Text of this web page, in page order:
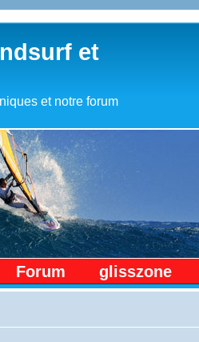
et
et notre forum
Forum glisszone